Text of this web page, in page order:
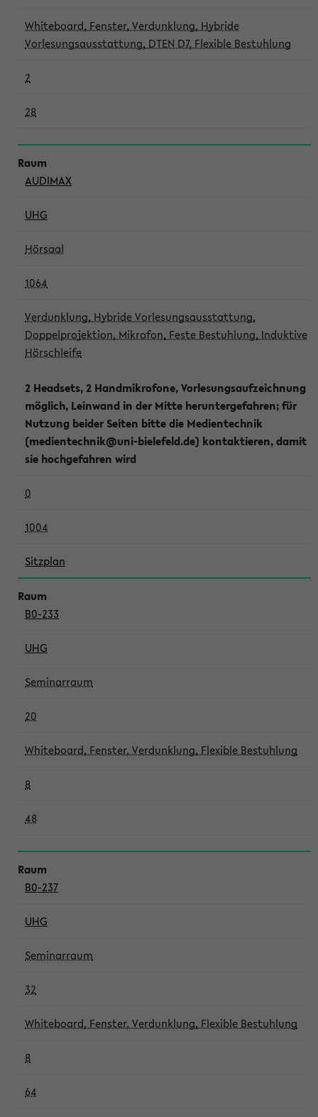
Whiteboard, Fenster, Verdunklung, Hybride
Vorlesungsausstattung, DTEN D7, Flexible Bestuhlung
2
28
AUDIMAX
UHG
Hörsaal
1064
Verdunklung, Hybride Vorlesungsausstattung,
Doppelprojektion, Mikrofon, Feste Bestuhlung, Induktive
Hörschleife
2 Headsets, 2 Handmikrofone, Vorlesungsaufzeichnung
möglich, Leinwand in der Mitte heruntergefahren; für
Nutzung beider Seiten bitte die Medientechnik
(medientechnik@uni-bielefeld.de) kontaktieren, damit
sie hochgefahren wird
0
1004
Sitzplan
B0-233
UHG
Seminarraum
20
Whiteboard, Fenster, Verdunklung, Flexible Bestuhlung
8
48
B0-237
UHG
Seminarraum
32
Whiteboard, Fenster, Verdunklung, Flexible Bestuhlung
8
64